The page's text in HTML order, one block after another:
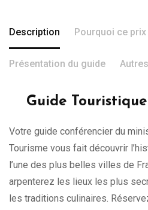
Description Pourquoi ce prix
Présentation du guide
Guide
Votre guide conférencier du
Tourisme vous fait découvrir
l’une des plus belles villes de
arpenterez les lieux les plus
les traditions culinaires.